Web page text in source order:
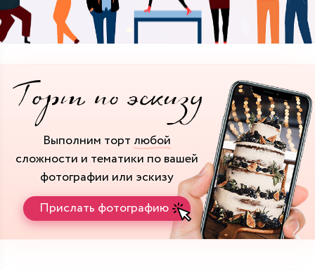
Выполним торт любой
сложности и тематики по вашей
фотографии или эскизу
Прислать фотографию